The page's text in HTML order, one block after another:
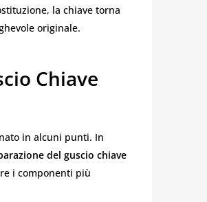
la chiave torna
originale.
Chiave
in alcuni punti. In
del guscio chiave
i componenti più